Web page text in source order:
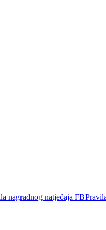
nagradnog natječaja FB